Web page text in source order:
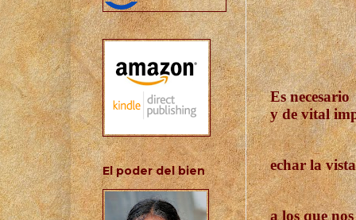
Es necesario
y de vital
echar la
a los que
El poder del bien